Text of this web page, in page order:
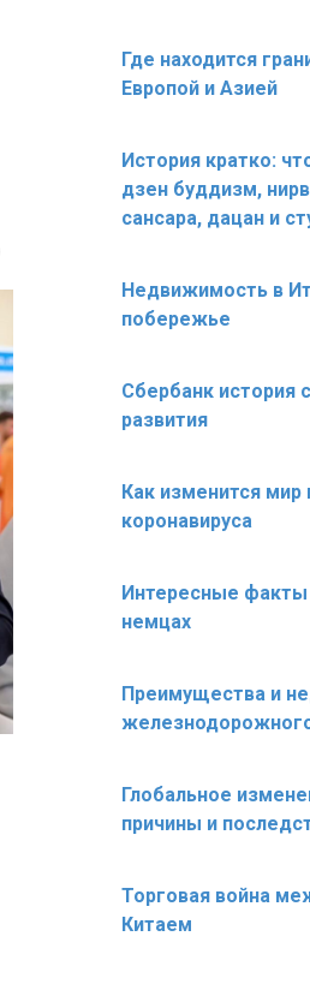
Где находится
Европой и Азией
История кратко:
дзен буддизм,
сансара, дацан и
Недвижимость в
побережье
Сбербанк история
развития
Как изменится мир
коронавируса
Интересные факты
немцах
Преимущества и
Глобальное
причины и
Торговая война
Китаем